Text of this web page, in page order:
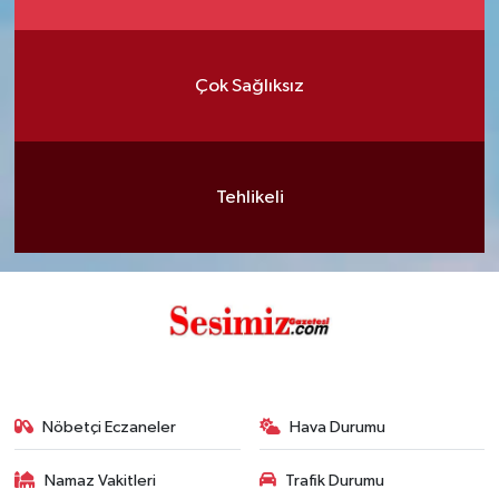
Çok Sağlıksız
Tehlikeli
Nöbetçi Eczaneler Hava Durumu
Namaz Vakitleri Trafik Durumu